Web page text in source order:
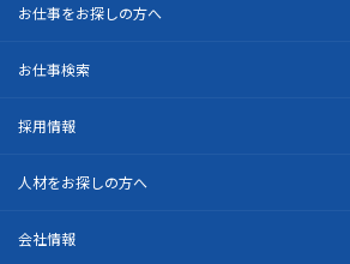
お仕事をお探しの方へ
お仕事検索
採用情報
人材をお探しの方へ
会社情報